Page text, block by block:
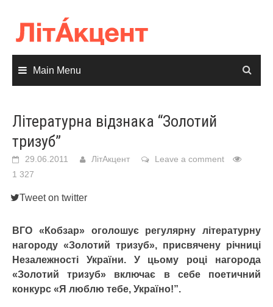
content
Main Menu
Літературна відзнака “Золотий
тризуб”
29.06.2011 ЛітАкцент
Leave a comment
1 327
Tweet on twitter
ВГО «Кобзар» оголошує регулярну літературну
нагороду «Золотий тризуб», присвячену річниці
Незалежності України. У цьому році нагорода
«Золотий тризуб» включає в себе поетичний
конкурс «Я люблю тебе, Україно!”.